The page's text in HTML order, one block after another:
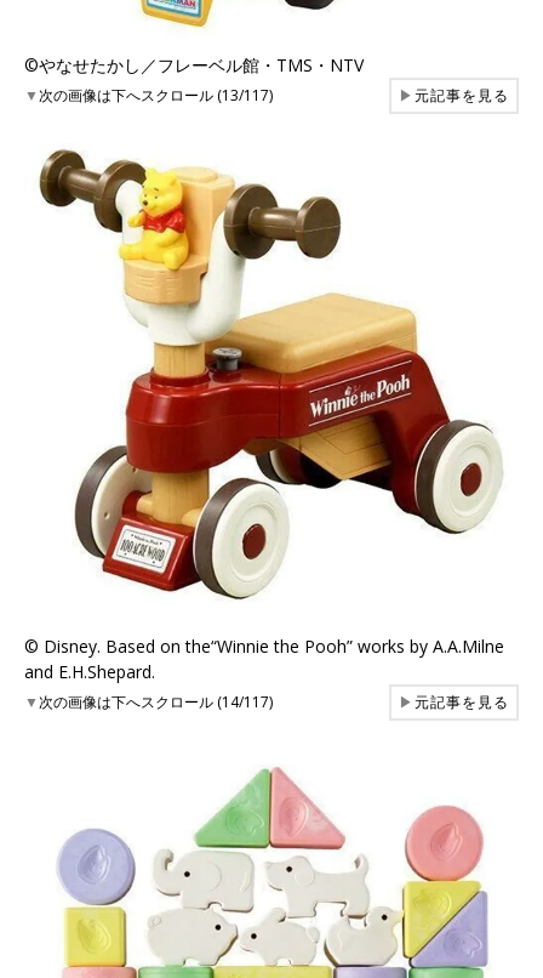
©︎やなせたかし／フレーベル館・TMS・NTV
▼次の画像は下へスクロール (13/117) ▶元記事を見る
©︎ Disney. Based on the“Winnie the Pooh” works by A.A.Milne
and E.H.Shepard.
▼次の画像は下へスクロール (14/117) ▶元記事を見る